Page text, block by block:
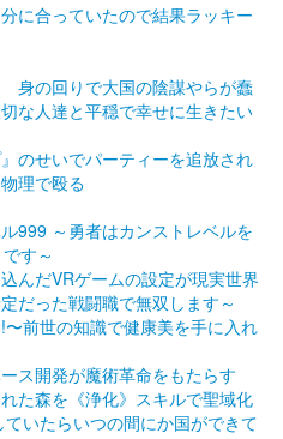
に合っていたので結果ラッキー
身の回りで大国の陰謀やらが蠢
な人達と平穏で幸せに生きたい
のせいでパーティーを追放され
理で殴る
999 ～勇者はカンストレベルを
す～
んだVRゲームの設定が現実世界
だった戦闘職で無双します～
前世の知識で健康美を手に入れ
ス開発が魔術革命をもたらす
た森を《浄化》スキルで聖域化
いたらいつの間にか国ができて